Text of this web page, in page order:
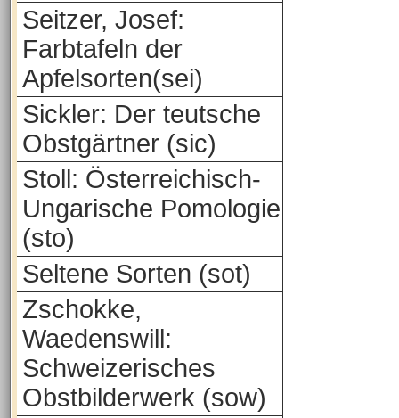
Seitzer, Josef:
Farbtafeln der
Apfelsorten(sei)
Sickler: Der teutsche
Obstgärtner (sic)
Stoll: Österreichisch-
Ungarische Pomologie
(sto)
Seltene Sorten (sot)
Zschokke,
Waedenswill:
Schweizerisches
Obstbilderwerk (sow)